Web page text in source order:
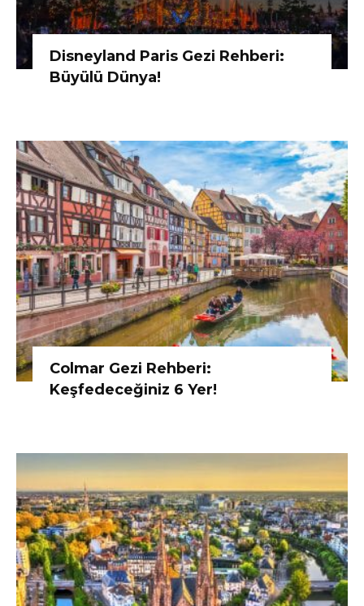
Disneyland Paris Gezi Rehberi:
Büyülü Dünya!
Colmar Gezi Rehberi:
Keşfedeceğiniz 6 Yer!